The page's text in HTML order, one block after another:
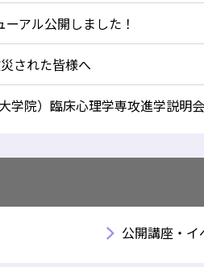
ーアル公開しました！
された皆様へ
学院）臨床心理学専攻進学説明会
公開講座・イ